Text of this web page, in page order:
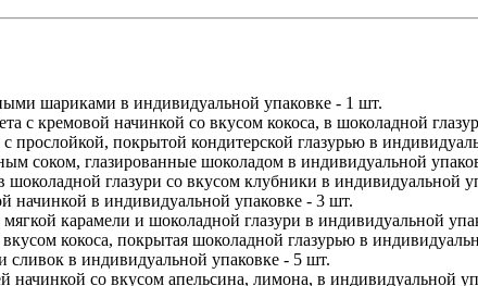
шариками в индивидуальной упаковке - 1 шт.
с кремовой начинкой со вкусом кокоса, в шоколадной
прослойкой, покрытой кондитерской глазурью в
соком, глазированные шоколадом в индивидуальной
шоколадной глазури со вкусом клубники в индивидуальной
начинкой в индивидуальной упаковке - 3 шт.
карамели и шоколадной глазури в индивидуальной
кокоса, покрытая шоколадной глазурью в
сливок в индивидуальной упаковке - 5 шт.
начинкой со вкусом апельсина, лимона, в индивидуальной